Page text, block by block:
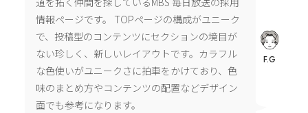
情報ページです。 TOPページの構成がユニーク
で、投稿型のコンテンツにセクションの境目が
ない珍しく、新しいレイアウトです。カラフル
な色使いがユニークさに拍車をかけており、色
味のまとめ方やコンテンツの配置などデザイン
面でも参考になります。
F.G